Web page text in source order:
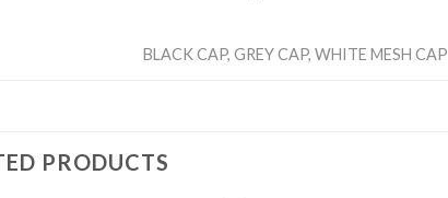
BLACK CAP, GREY CAP, WHITE MESH CAP
PRODUCTS